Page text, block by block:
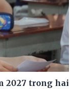
2027 trong hai